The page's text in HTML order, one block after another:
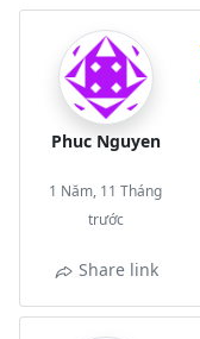
Phuc Nguyen
1 Năm, 11 Tháng
trước
Share link